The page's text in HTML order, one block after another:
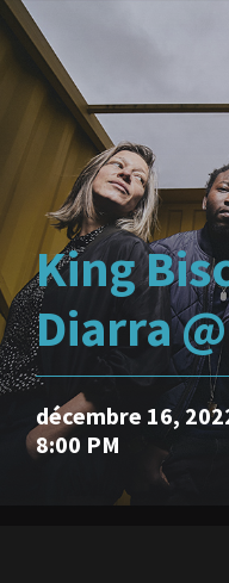
King
Diarra
décembre 16,
8:00 PM